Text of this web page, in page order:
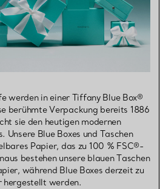
werden in einer Tiffany Blue Box®
berühmte Verpackung bereits 1886
sie den heutigen modernen
Blue Boxes und Taschen
Papier, das zu 100 % FSC®-
bestehen unsere blauen Taschen
während Blue Boxes derzeit zu
hergestellt werden.